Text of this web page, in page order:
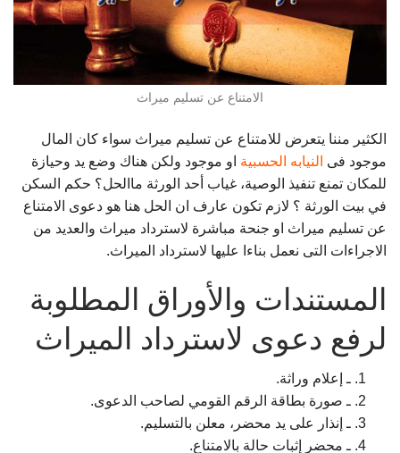
الامتناع عن تسليم ميراث
الكثير مننا يتعرض للامتناع عن تسليم ميراث سواء كان المال
موجود فى النيابه الحسبية او موجود ولكن هناك وضع يد وحيازة
للمكان تمنع تنفيذ الوصية، غياب أحد الورثة ماالحل؟ حكم السكن
في بيت الورثة ؟ لازم تكون عارف ان الحل هنا هو دعوى الامتناع
عن تسليم ميراث او جنحة مباشرة لاسترداد ميراث والعديد من
الاجراءات التى نعمل بناءا عليها لاسترداد الميراث.
المستندات والأوراق المطلوبة
لرفع دعوى لاسترداد الميراث
ـ إعلام وراثة.
ـ صورة بطاقة الرقم القومي لصاحب الدعوى.
ـ إنذار على يد محضر، معلن بالتسليم.
ـ محضر إثبات حالة بالامتناع.